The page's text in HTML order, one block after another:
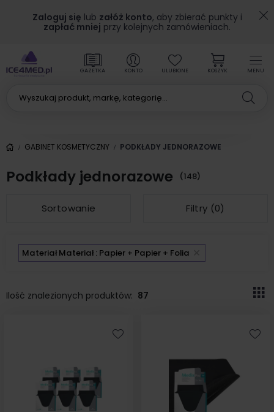
Zaloguj się lub załóż konto, aby zbierać punkty i
zapłać mniej przy kolejnych zamówieniach.
MENU
GAZETKA KONTO ULUBIONE KOSZYK
GABINET KOSMETYCZNY PODKŁADY JEDNORAZOWE
Podkłady jednorazowe (148)
Sortowanie Filtry (0)
Materiał Materiał : Papier + Papier + Folia
Ilość znalezionych produktów: 87